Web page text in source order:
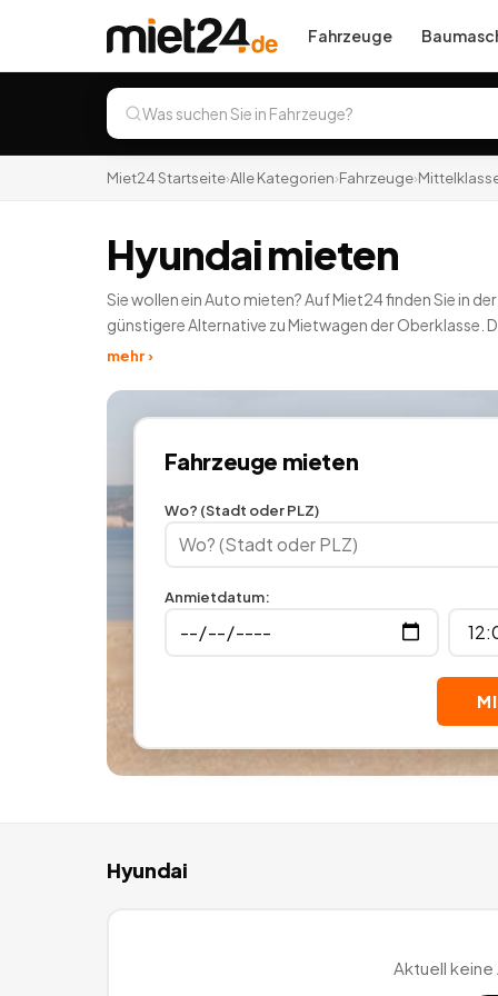
Fahrzeuge
Miet24 Startseite›Alle Kategorien›Fahrzeuge›
Hyundai mieten
Sie wollen ein Auto mieten? Auf Miet24 finden Sie in
günstigere Alternative zu Mietwagen der Oberklasse.
mieten, VW mieten und Audi mieten. Ebenso
mehr ›
Fahrzeuge mieten
Wo? (Stadt oder PLZ)
Anmietdatum:
Hyundai
Aktuell